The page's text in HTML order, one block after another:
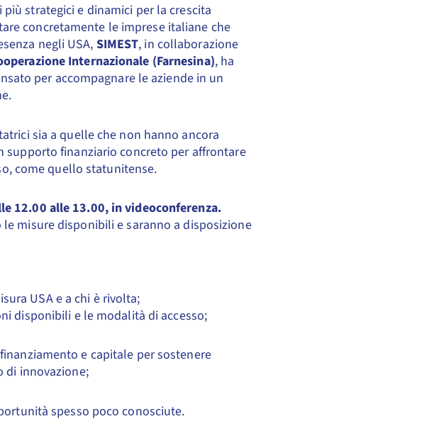
strategici e dinamici per la crescita
concretamente le imprese italiane che
negli USA, SIMEST, in collaborazione
Internazionale (Farnesina), ha
per accompagnare le aziende in un
sia a quelle che non hanno ancora
supporto finanziario concreto per affrontare
come quello statunitense.
12.00 alle 13.00, in videoconferenza.
misure disponibili e saranno a disposizione
USA e a chi è rivolta;
disponibili e le modalità di accesso;
e capitale per sostenere
di innovazione;
spesso poco conosciute.